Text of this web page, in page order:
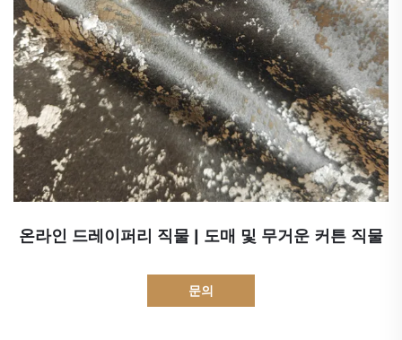
온라인 드레이퍼리 직물 | 도매 및 무거운 커튼 직물
문의